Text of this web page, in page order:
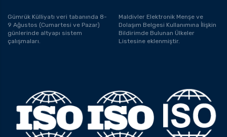
Gümrük Külliyatı veri tabanında 8-
9 Ağustos (Cumartesi ve Pazar)
günlerinde altyapı sistem
çalışmaları.
Maldivler Elektronik Menşe ve
Dolaşım Belgesi Kullanımına İlişkin
Bildirimde Bulunan Ülkeler
Listesine eklenmiştir.